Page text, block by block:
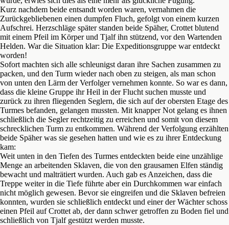
Kurz nachdem beide entsandt worden waren, vernahmen die
Zurückgebliebenen einen dumpfen Fluch, gefolgt von einem kurzen
Aufschrei. Herzschläge später standen beide Späher, Crottet blutend
mit einem Pfeil im Körper und Tjalf ihn stützend, vor den Wartenden
Helden. War die Situation klar: Die Expeditionsgruppe war entdeckt
worden!
Sofort machten sich alle schleunigst daran ihre Sachen zusammen zu
packen, und den Turm wieder nach oben zu steigen, als man schon
von unten den Lärm der Verfolger vernehmen konnte. So war es dann,
dass die kleine Gruppe ihr Heil in der Flucht suchen musste und
zurück zu ihren fliegenden Seglern, die sich auf der obersten Etage des
Turmes befanden, gelangen mussten. Mit knapper Not gelang es ihnen
schließlich die Segler rechtzeitig zu erreichen und somit von diesem
schrecklichen Turm zu entkommen. Während der Verfolgung erzählten
beide Späher was sie gesehen hatten und wie es zu ihrer Entdeckung
kam:
Weit unten in den Tiefen des Turmes entdeckten beide eine unzählige
Menge an arbeitenden Sklaven, die von den grausamen Elfen ständig
bewacht und malträtiert wurden. Auch gab es Anzeichen, dass die
Treppe weiter in die Tiefe führte aber ein Durchkommen war einfach
nicht möglich gewesen. Bevor sie eingreifen und die Sklaven befreien
konnten, wurden sie schließlich entdeckt und einer der Wächter schoss
einen Pfeil auf Crottet ab, der dann schwer getroffen zu Boden fiel und
schließlich von Tjalf gestützt werden musste.